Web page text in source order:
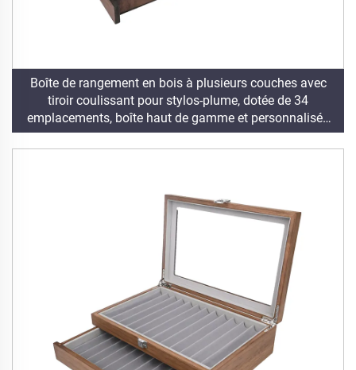
Boîte de rangement en bois à plusieurs couches avec
tiroir coulissant pour stylos-plume, dotée de 34
emplacements, boîte haut de gamme et personnalisée
pour stylos-plume